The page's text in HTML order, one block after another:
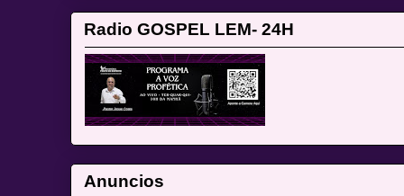
Radio GOSPEL LEM- 24H
Anuncios